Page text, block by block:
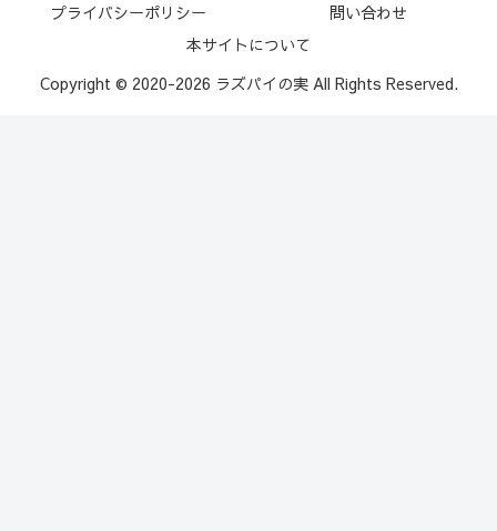
プライバシーポリシー
問い合わせ
本サイトについて
Copyright © 2020-2026 ラズパイの実 All Rights Reserved.